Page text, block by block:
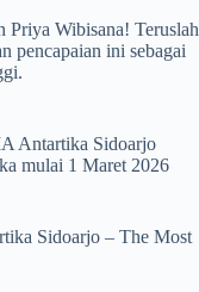
Priya Wibisana! Teruslah
pencapaian ini sebagai
Antartika Sidoarjo
mulai 1 Maret 2026
Sidoarjo – The Most